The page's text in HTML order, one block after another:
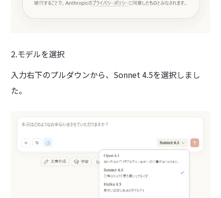
2.モデルを選択
入力右下のプルダウンから、Sonnet 4.5を選択しまし
た。